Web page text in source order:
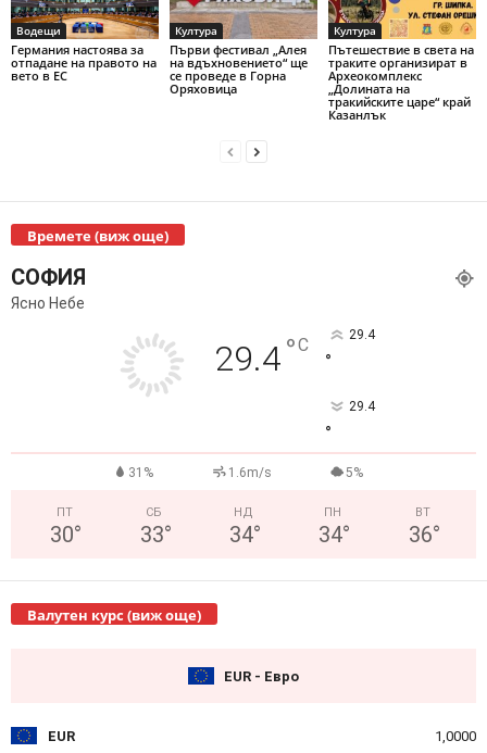
Водещи
Германия настоява за
отпадане на правото на
вето в ЕС
Култура
Първи фестивал „Алея
на вдъхновението“ ще
се проведе в Горна
Оряховица
Култура
Пътешествие в света на
траките организират в
Археокомплекс
„Долината на
тракийските царе“ край
Казанлък
Времете (виж още)
СОФИЯ
Ясно Небе
29.4°C 29.4
°
29.4
°
31% 1.6m/s 5%
ПТ
30°
СБ
33°
НД
34°
ПН
34°
ВТ
36°
Валутен курс (виж още)
EUR - Евро
EUR 1,0000